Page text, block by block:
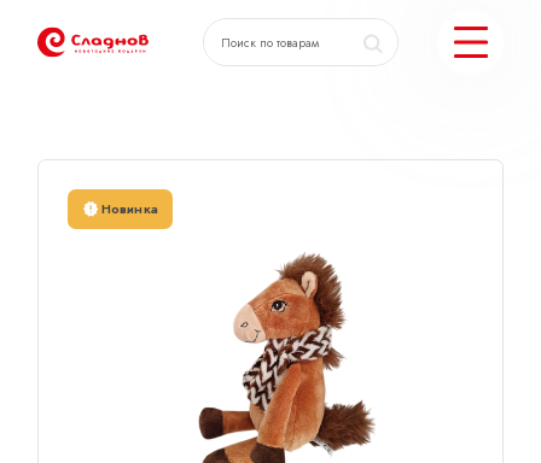
КАТАЛОГ ПОДАРКОВ
ПОДОБРАТЬ ПОДАРКИ
ДОСТАВКА И ОПЛАТА
Главная Каталог Луи
Новинка